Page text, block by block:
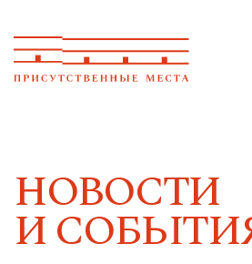
НОВОСТИ
И